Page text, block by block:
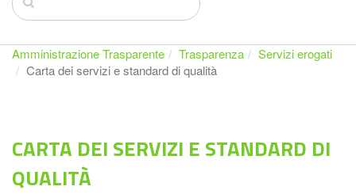
Amministrazione Trasparente Trasparenza
Servizi erogati
Carta dei servizi e standard di qualità
CARTA DEI SERVIZI E STANDARD DI
QUALITÀ